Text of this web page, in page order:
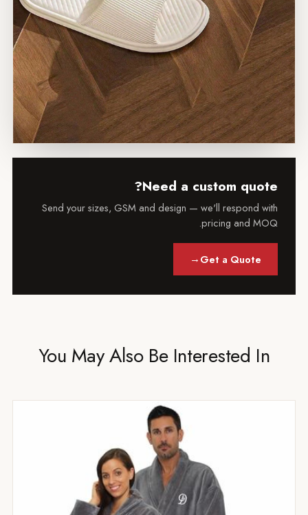
Need a custom
Send your sizes, GSM and design — we'll respond
pricing and
Get a Quote
→
You May Also Be Interested